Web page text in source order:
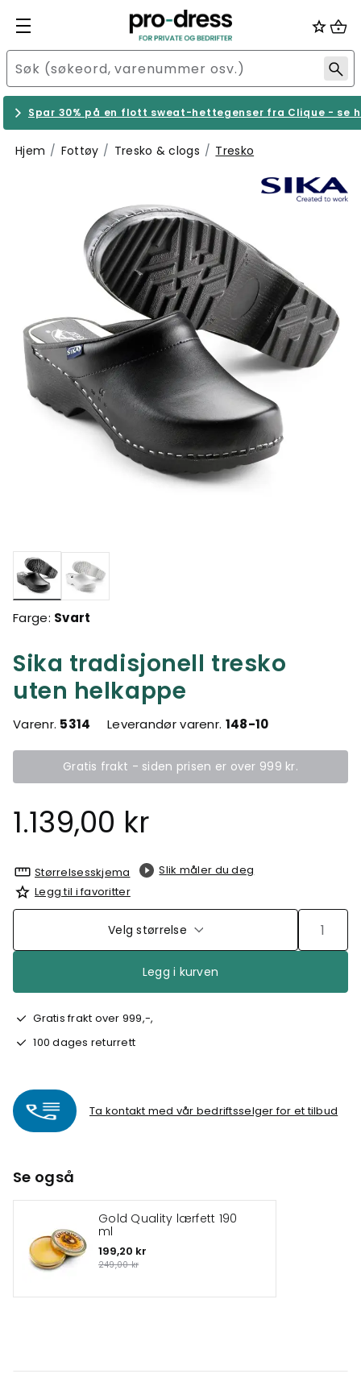
Spar 30% på en flott sweat-hettegenser fra Clique - se
Hjem Fottøy Tresko & clogs Tresko
Sika tradisjonell tresko
uten helkappe
Varenr. 5314 Leverandør varenr. 148-10
Gratis frakt - siden prisen er over 999 kr.
1.139,00 kr
valgte
Farge: Svart
Størrelsesskjema
Slik måler du deg
Legg til i favoritter
Velg størrelse
Legg i kurven
Gratis frakt over 999,-,
100 dages returrett
Ta kontakt med vår bedriftsselger for et tilbud
Se også
Gold Quality lærfett 190
ml
199,20 kr
249,00 kr